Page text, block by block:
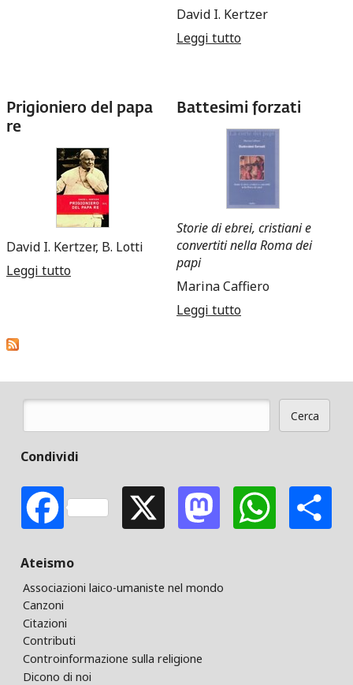
David I. Kertzer
Leggi tuttosu I papi contro gli
Prigioniero del papa
re
David I. Kertzer, B. Lotti
Leggi tutto su Prigioniero del papa re
Battesimi forzati
Storie di ebrei, cristiani e
convertiti nella Roma dei
papi
Marina Caffiero
Leggi tuttosu Battesimi
Cerca
Condividi
FacebookX Mastodon
Ateismo
Associazioni laico-umaniste nel mondo
Canzoni
Citazioni
Contributi
Controinformazione sulla religione
Dicono di noi